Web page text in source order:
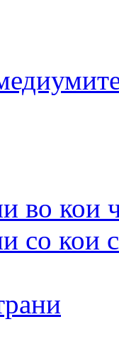
во кои
со кои